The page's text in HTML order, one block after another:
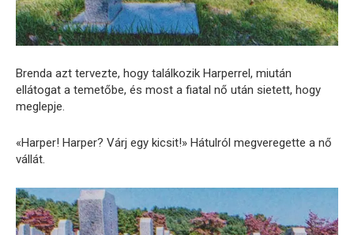
Brenda azt tervezte, hogy találkozik Harperrel, miután
ellátogat a temetőbe, és most a fiatal nő után sietett, hogy
meglepje.
«Harper! Harper? Várj egy kicsit!» Hátulról megveregette a nő
vállát.